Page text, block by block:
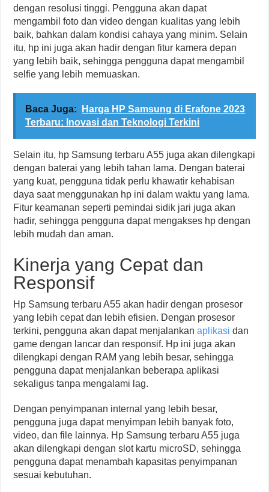
dengan resolusi tinggi. Pengguna akan dapat
mengambil foto dan video dengan kualitas yang lebih
baik, bahkan dalam kondisi cahaya yang minim. Selain
itu, hp ini juga akan hadir dengan fitur kamera depan
yang lebih baik, sehingga pengguna dapat mengambil
selfie yang lebih memuaskan.
Baca Juga:
Harga HP Samsung di Erafone 2023
Terbaru: Inovasi dan Teknologi Terkini
Selain itu, hp Samsung terbaru A55 juga akan dilengkapi
dengan baterai yang lebih tahan lama. Dengan baterai
yang kuat, pengguna tidak perlu khawatir kehabisan
daya saat menggunakan hp ini dalam waktu yang lama.
Fitur keamanan seperti pemindai sidik jari juga akan
hadir, sehingga pengguna dapat mengakses hp dengan
lebih mudah dan aman.
Kinerja yang Cepat dan
Responsif
Hp Samsung terbaru A55 akan hadir dengan prosesor
yang lebih cepat dan lebih efisien. Dengan prosesor
terkini, pengguna akan dapat menjalankanaplikasi dan
game dengan lancar dan responsif. Hp ini juga akan
dilengkapi dengan RAM yang lebih besar, sehingga
pengguna dapat menjalankan beberapa aplikasi
sekaligus tanpa mengalami lag.
Dengan penyimpanan internal yang lebih besar,
pengguna juga dapat menyimpan lebih banyak foto,
video, dan file lainnya. Hp Samsung terbaru A55 juga
akan dilengkapi dengan slot kartu microSD, sehingga
pengguna dapat menambah kapasitas penyimpanan
sesuai kebutuhan.